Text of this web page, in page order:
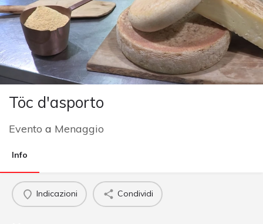
Töc d'asporto
Evento a Menaggio
Info
Indicazioni Condividi